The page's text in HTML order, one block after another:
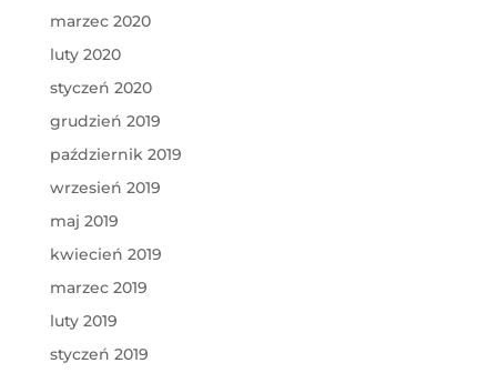
marzec 2020
luty 2020
styczeń 2020
grudzień 2019
październik 2019
wrzesień 2019
maj 2019
kwiecień 2019
marzec 2019
luty 2019
styczeń 2019